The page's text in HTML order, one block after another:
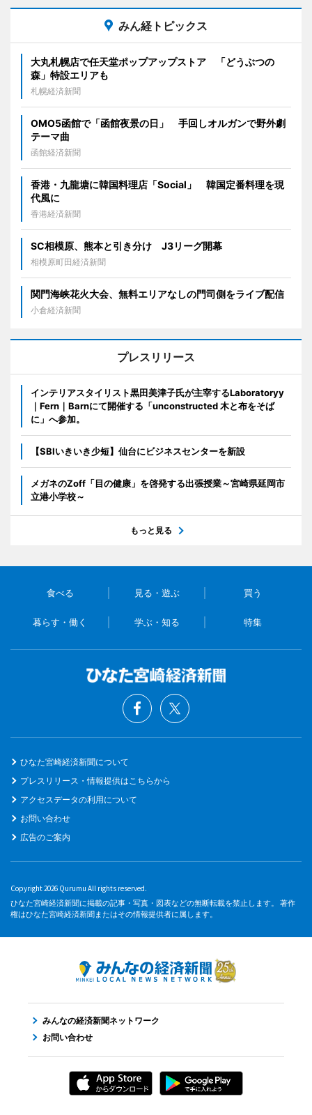
みん経トピックス
大丸札幌店で任天堂ポップアップストア 「どうぶつの
森」特設エリアも
札幌経済新聞
OMO5函館で「函館夜景の日」 手回しオルガンで野外劇
テーマ曲
函館経済新聞
香港・九龍塘に韓国料理店「Social」 韓国定番料理を現
代風に
香港経済新聞
SC相模原、熊本と引き分け J3リーグ開幕
相模原町田経済新聞
関門海峡花火大会、無料エリアなしの門司側をライブ配信
小倉経済新聞
プレスリリース
インテリアスタイリスト黒田美津子氏が主宰するLaboratoryy
｜Fern｜Barnにて開催する「unconstructed 木と布をそば
に」へ参加。
【SBIいきいき少短】仙台にビジネスセンターを新設
メガネのZoff「目の健康」を啓発する出張授業～宮崎県延岡市
立港小学校～
もっと見る
食べる 見る・遊ぶ 買う
暮らす・働く 学ぶ・知る 特集
ひなた宮崎経済新聞について
プレスリリース・情報提供はこちらから
アクセスデータの利用について
お問い合わせ
広告のご案内
Copyright 2026 Qurumu All rights reserved.
ひなた宮崎経済新聞に掲載の記事・写真・図表などの無断転載を禁止します。 著作
権はひなた宮崎経済新聞またはその情報提供者に属します。
みんなの経済新聞ネットワーク
お問い合わせ